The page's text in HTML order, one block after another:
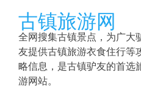
content
古镇旅游网
全网搜集古镇景点，为广大
友提供古镇旅游衣食住行等
略信息，是古镇驴友的首选
游网站。